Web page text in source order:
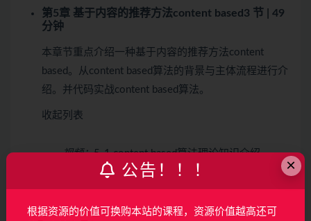
第5章 基于内容的推荐方法content based 3 节 | 49
分钟
本章节重点介绍一种基于内容的推荐方法content
based。从content based算法的背景与主体流程进行介
绍。并代码实战content based算法。
收起列表
视频：5-1 content based算法理论知识介绍
视频：5-2 content based算法代码实战之工具函
数的书写 (17:18)
×
公告！！！
根据资源的价值可换购本站的课程，资源价值越高还可